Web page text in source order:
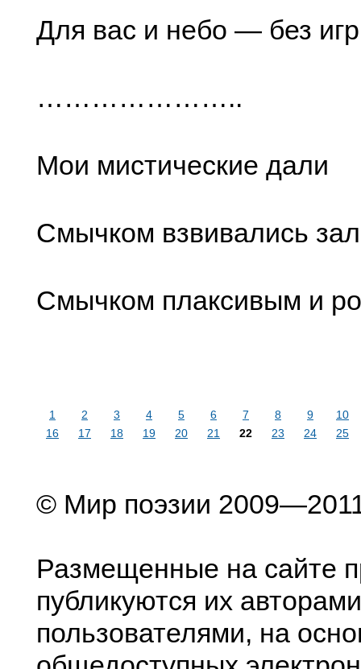
Для вас и небо — без
…………………..
Мои мистические дали
Смычком взвивались
Смычком плаксивым и
1 2 3 4 5 6 7 8 9
10
16
17 18 19 20 21 22 23 24 25
© Мир поэзии
Размещенные на сайте
публикуются их
пользователями, на